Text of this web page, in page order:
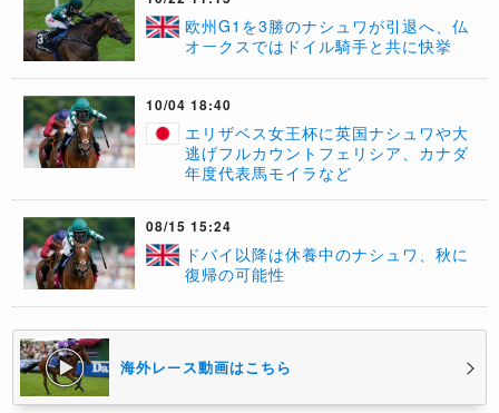
欧州G1を3勝のナシュワが引退へ、仏
オークスではドイル騎手と共に快挙
10/04 18:40
エリザベス女王杯に英国ナシュワや大
逃げフルカウントフェリシア、カナダ
年度代表馬モイラなど
08/15 15:24
ドバイ以降は休養中のナシュワ、秋に
復帰の可能性
海外レース動画はこちら